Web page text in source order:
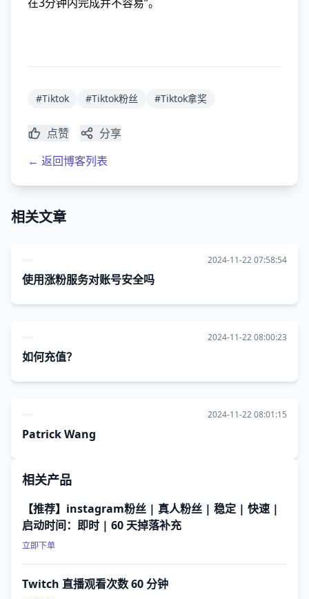
#Tiktok #Tiktok粉丝 #Tiktok拿奖
点赞
分享
← 返回博客列表
相关文章
2024-11-22 07:58:54
使用涨粉服务对账号安全吗
2024-11-22 08:00:23
如何充值？
2024-11-22 08:01:15
Patrick Wang
相关产品
【推荐】instagram粉丝 | 真人粉丝 | 稳定 | 快速 |
启动时间：即时 | 60 天掉落补充
立即下单
Twitch 直播观看次数 60 分钟